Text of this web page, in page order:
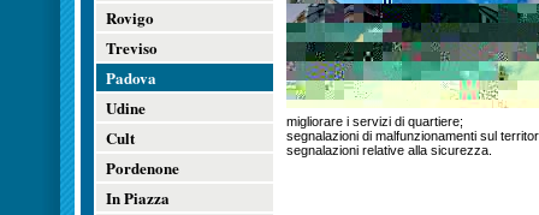
Rovigo
Treviso
Padova
Udine
Cult
Pordenone
In Piazza
migliorare i servizi di quartiere;
segnalazioni di malfunzionamenti sul
segnalazioni relative alla sicurezza.